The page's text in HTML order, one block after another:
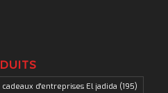
cadeaux d'entreprises El jadida (195)